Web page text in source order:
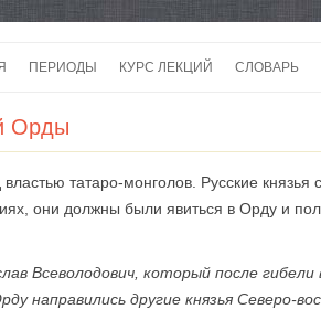
к
ПЕРИОДЫ КУРС ЛЕКЦИЙ СЛОВАРЬ
Орды
татаро-монголов. Русские князья
они должны были явиться в Орду и
Всеволодович, который после
направились другие князья Северо-